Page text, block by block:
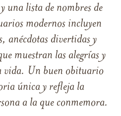
una lista de nombres de
modernos incluyen
anécdotas divertidas y
muestran las alegrías y
vida. Un buen obituario
única y refleja la
a la que conmemora.